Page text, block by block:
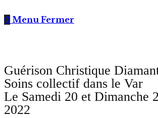
0 Menu Fermer
Guérison Christique
Soins collectif dans le Var
Le Samedi 20 et Dimanche
2022